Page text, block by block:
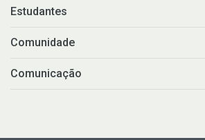
Estudantes
Comunidade
Comunicação